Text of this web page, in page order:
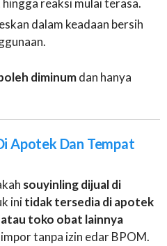
hingga reaksi mulai terasa.
dalam keadaan bersih
diminumdan hanya
Apotek Dan Tempat
souyinling dijual di
initidak tersedia di apotek
atau toko obat lainnya
tanpa izin edar BPOM.